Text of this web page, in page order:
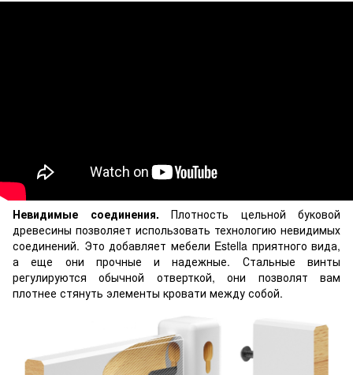
Невидимые соединения. Плотность цельной буковой
древесины позволяет использовать технологию невидимых
соединений. Это добавляет мебели Estella приятного вида,
а еще они прочные и надежные. Стальные винты
регулируются обычной отверткой, они позволят вам
плотнее стянуть элементы кровати между собой.